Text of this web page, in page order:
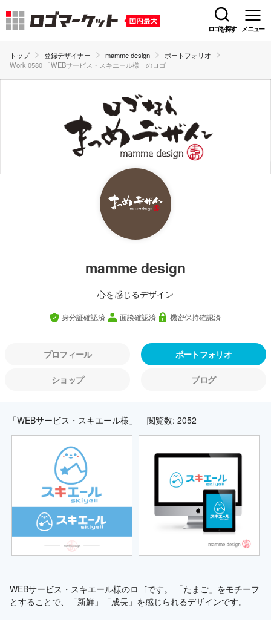
ロゴを探す メニュー
トップ 登録デザイナー mamme design
ポートフォリオ
Work 0580 「WEBサービス・スキエール様」のロゴ
mamme design
心を感じるデザイン
身分証確認済 面談確認済 機密保持確認済
プロフィール ポートフォリオ
ショップ ブログ
「WEBサービス・スキエール様」 閲覧数: 2052
WEBサービス・スキエール様のロゴです。 「たまご」をモチーフ
とすることで、「新鮮」「成長」を感じられるデザインです。